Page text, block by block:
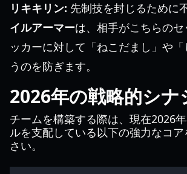
リキキリン: 先制技を封じるために
イルアーマーは、相手がこちらの
ッカーに対して「ねこだまし」や
うのを防ぎます。
2026年の戦略的シナ
チームを構築する際は、現在2026
ルを支配している以下の強力なコ
さい。